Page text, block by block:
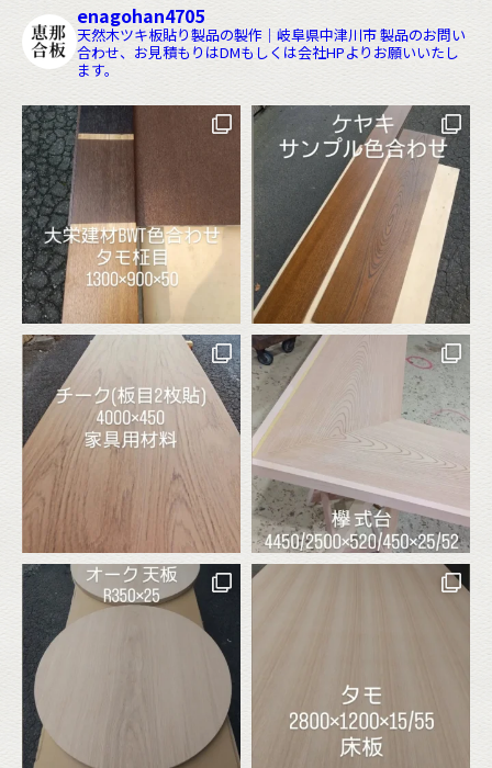
enagohan4705
天然木ツキ板貼り製品の製作｜岐阜県中津川市製品のお問い
合わせ、お見積もりはDMもしくは会社HPよりお願いいたし
ます。